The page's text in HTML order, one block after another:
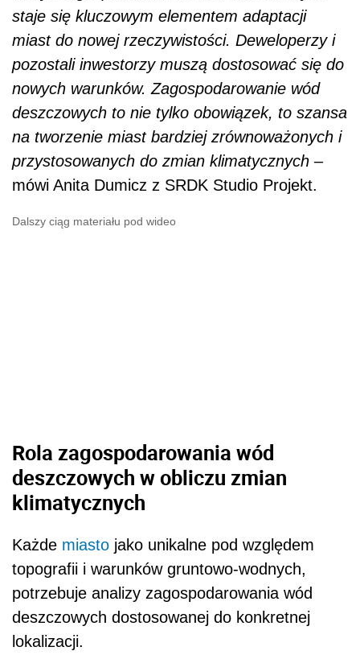
staje się kluczowym elementem adaptacji
miast do nowej rzeczywistości. Deweloperzy i
pozostali inwestorzy muszą dostosować się do
nowych warunków. Zagospodarowanie wód
deszczowych to nie tylko obowiązek, to szansa
na tworzenie miast bardziej zrównoważonych i
przystosowanych do zmian klimatycznych –
mówi Anita Dumicz z SRDK Studio Projekt.
Dalszy ciąg materiału pod wideo
Rola zagospodarowania wód
deszczowych w obliczu zmian
klimatycznych
Każde miasto jako unikalne pod względem
topografii i warunków gruntowo-wodnych,
potrzebuje analizy zagospodarowania wód
deszczowych dostosowanej do konkretnej
lokalizacji.